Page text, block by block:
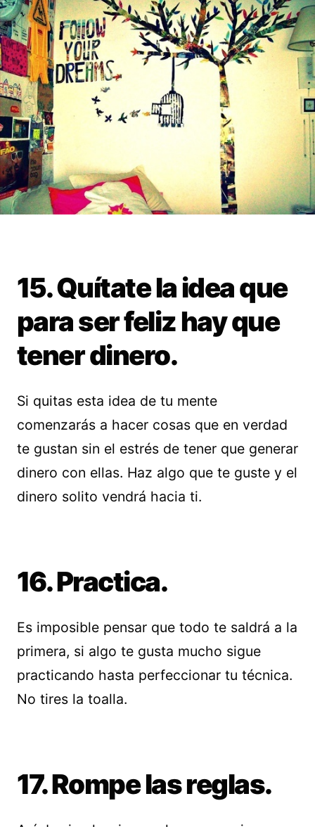
15. Quítate la idea que
para ser feliz hay que
tener dinero.
Si quitas esta idea de tu mente
comenzarás a hacer cosas que en verdad
te gustan sin el estrés de tener que generar
dinero con ellas. Haz algo que te guste y el
dinero solito vendrá hacia ti.
16. Practica.
Es imposible pensar que todo te saldrá a la
primera, si algo te gusta mucho sigue
practicando hasta perfeccionar tu técnica.
No tires la toalla.
17. Rompe las reglas.